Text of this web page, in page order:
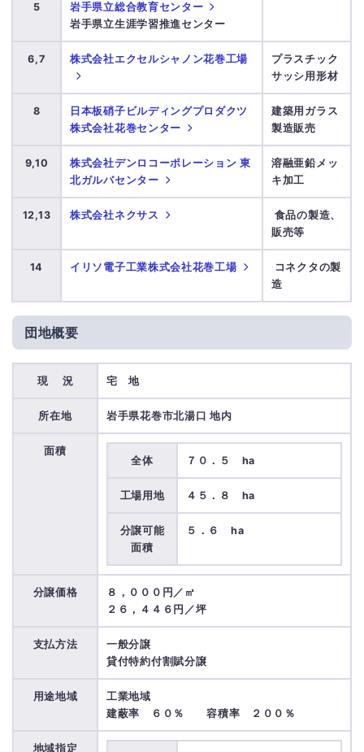
5
岩手県立総合教育センター
岩手県立生涯学習推進センター
6,7 株式会社エクセルシャノン花巻工場
プラスチック
サッシ用形材
8
日本板硝子ビルディングプロダクツ
株式会社花巻センター
建築用ガラス
製造販売
9,10
株式会社デンロコーポレーション 東
北ガルバセンター
溶融亜鉛メッ
キ加工
12,13 株式会社ネクサス
食品の製造、
販売等
14 イリソ電子工業株式会社花巻工場
コネクタの製
造
団地概要
現 況 宅 地
所在地 岩手県花巻市北湯口 地内
面積
全体
７０．５ ha
工場用地 ４５．８ ha
分譲可能
面積
５．６ ha
分譲価格
８，０００円／㎡
２６，４４６円／坪
支払方法
一般分譲
貸付特約付割賦分譲
用途地域
工業地域
建蔽率 ６０％ 容積率 ２００％
地域指定